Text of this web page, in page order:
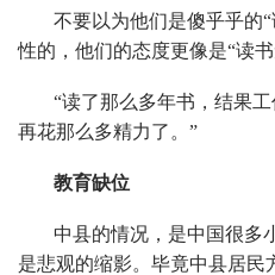
不要以为他们是傻乎乎的
性的，他们的态度更像是“读
“读了那么多年书，结果
再花那么多精力了。”
教育缺位
中县的情况，是中国很多
是悲观的缩影。毕竟中县居民